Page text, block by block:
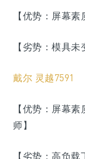
【优势：屏幕
【劣势：模具
戴尔 灵越7591
【优势：屏幕
师】
【劣势：高负